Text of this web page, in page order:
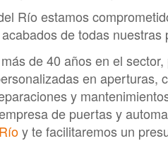
Río estamos
de todas nuestras
de 40 años en el
en aperturas,
y
de puertas y
y te facilitaremos un